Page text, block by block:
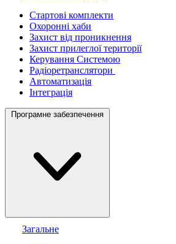
Стартові комплекти
Охоронні хаби
Захист від проникнення
Захист прилеглої території
Керування Системою
Радіоретранслятори
Автоматизація
Інтеграція
Програмне забезпечення
Загальне